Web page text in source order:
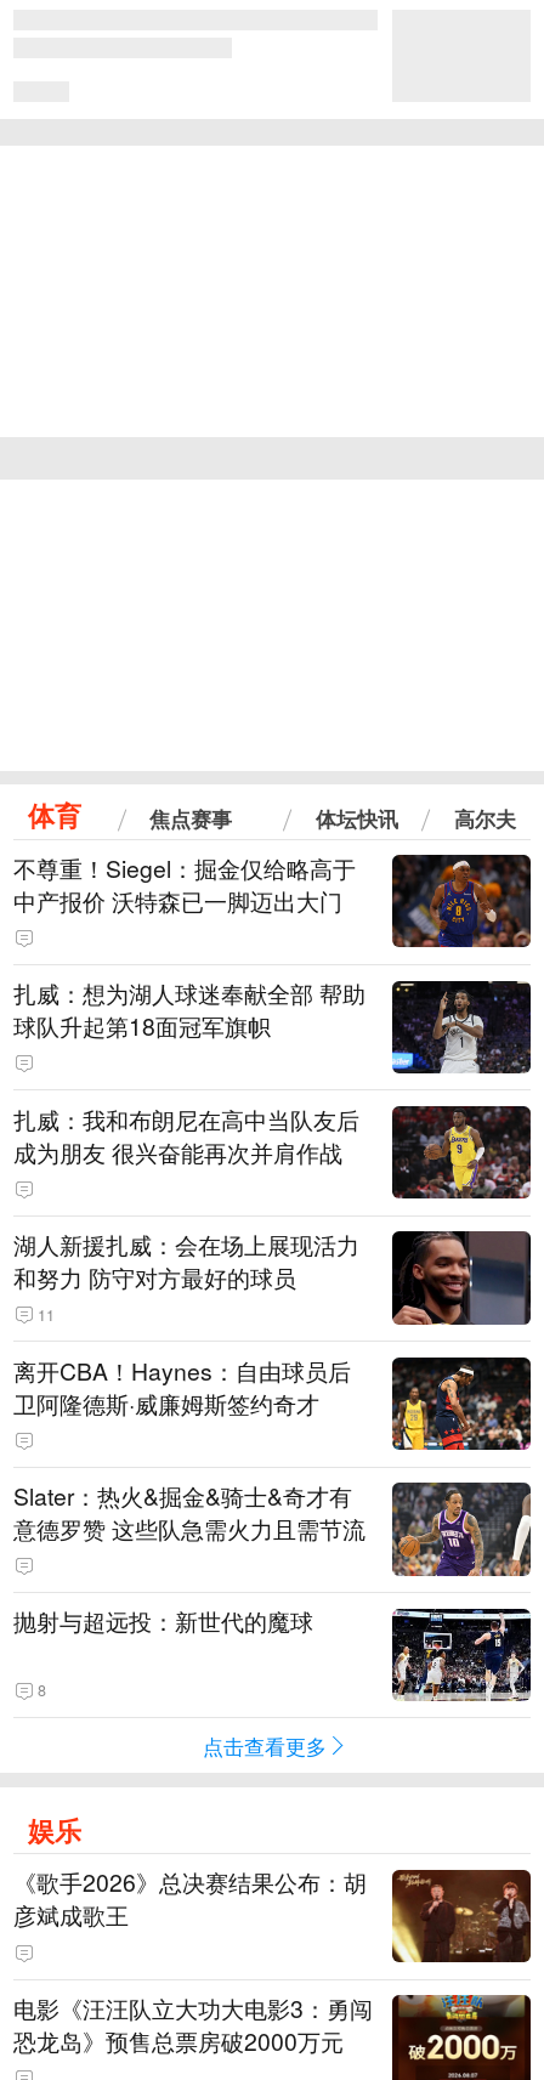
体育 焦点赛事 体坛快讯 高尔夫
不尊重！Siegel：掘金仅给略高于
中产报价 沃特森已一脚迈出大门
扎威：想为湖人球迷奉献全部 帮助
球队升起第18面冠军旗帜
扎威：我和布朗尼在高中当队友后
成为朋友 很兴奋能再次并肩作战
湖人新援扎威：会在场上展现活力
和努力 防守对方最好的球员
11
离开CBA！Haynes：自由球员后
卫阿隆德斯·威廉姆斯签约奇才
Slater：热火&掘金&骑士&奇才有
意德罗赞 这些队急需火力且需节流
抛射与超远投：新世代的魔球
8
点击查看更多
娱乐
《歌手2026》总决赛结果公布：胡
彦斌成歌王
电影《汪汪队立大功大电影3：勇闯
恐龙岛》预售总票房破2000万元